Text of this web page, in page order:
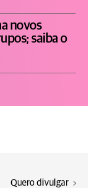
novos
saiba o
Quero divulgar